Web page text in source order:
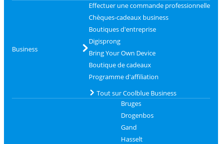
Business
Effectuer une commande professionnelle
Chèques-cadeaux business
Boutiques d'entreprise
Digisprong
Bring Your Own Device
Boutique de cadeaux
Programme d'affiliation
Tout sur Coolblue Business
Bruges
Drogenbos
Gand
Hasselt